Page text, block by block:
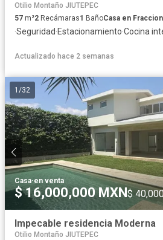
Otilio Montaño JIUTEPEC
57 m²2 Recámaras1 BañoCasa en
·Seguridad·Estacionamiento·Cocina
Actualizado hace 2 semanas
1 /32
Casa·en venta
$ 16,000,000 MXN$
Impecable residencia Moderna
Otilio Montaño JIUTEPEC